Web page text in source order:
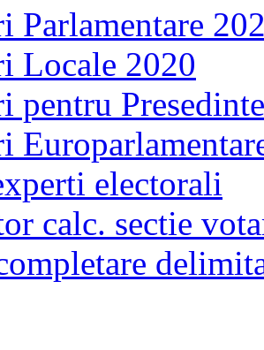
Parlamentare
Locale 2020
pentru
electorali
calc. sectie